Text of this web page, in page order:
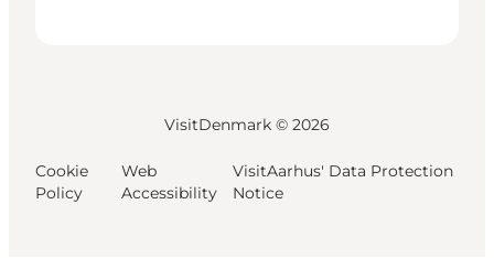
VisitDenmark © 2026
Cookie
Policy
Web
Accessibility
VisitAarhus' Data Protection
Notice